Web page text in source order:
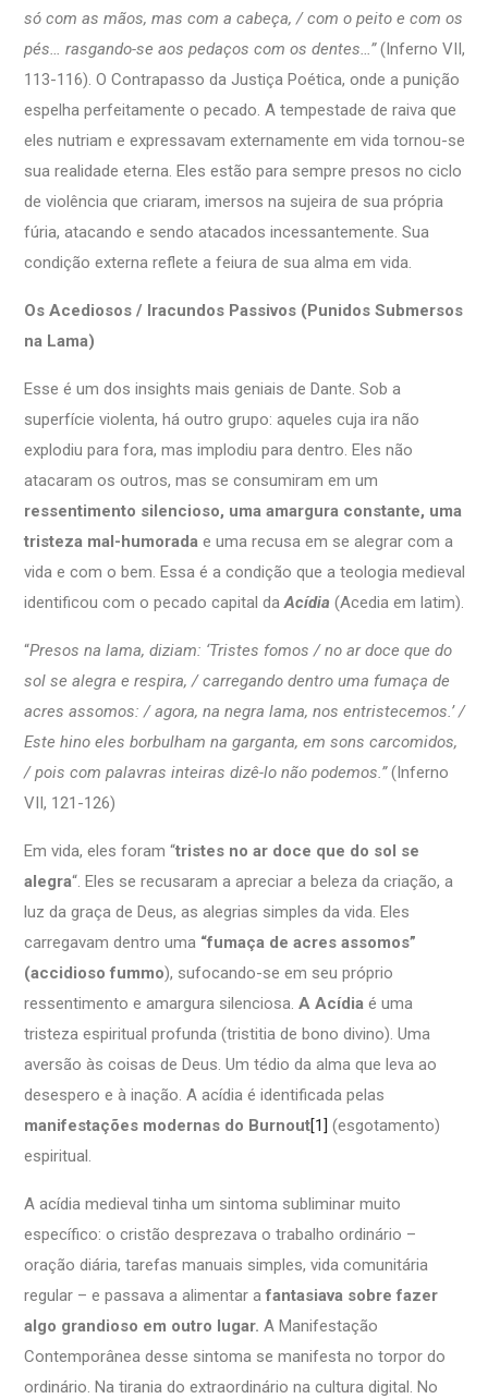
só com as mãos, mas com a cabeça, / com o peito e com os
pés… rasgando-se aos pedaços com os dentes…”(Inferno VII,
113-116). O Contrapasso da Justiça Poética, onde a punição
espelha perfeitamente o pecado. A tempestade de raiva que
eles nutriam e expressavam externamente em vida tornou-se
sua realidade eterna. Eles estão para sempre presos no ciclo
de violência que criaram, imersos na sujeira de sua própria
fúria, atacando e sendo atacados incessantemente. Sua
condição externa reflete a feiura de sua alma em vida.
Os Acediosos / Iracundos Passivos (Punidos Submersos
na Lama)
Esse é um dos insights mais geniais de Dante. Sob a
superfície violenta, há outro grupo: aqueles cuja ira não
explodiu para fora, mas implodiu para dentro. Eles não
atacaram os outros, mas se consumiram em um
ressentimento silencioso, uma amargura constante, uma
tristeza mal-humorada e uma recusa em se alegrar com a
vida e com o bem. Essa é a condição que a teologia medieval
identificou com o pecado capital daAcídia (Acedia em latim).
“Presos na lama, diziam: ‘Tristes fomos / no ar doce que do
sol se alegra e respira, / carregando dentro uma fumaça de
acres assomos: / agora, na negra lama, nos entristecemos.’ /
Este hino eles borbulham na garganta, em sons carcomidos,
/ pois com palavras inteiras dizê-lo não podemos.”(Inferno
VII, 121-126)
Em vida, eles foram “tristes no ar doce que do sol se
alegra“. Eles se recusaram a apreciar a beleza da criação, a
luz da graça de Deus, as alegrias simples da vida. Eles
carregavam dentro uma “fumaça de acres assomos”
(accidioso fummo), sufocando-se em seu próprio
ressentimento e amargura silenciosa. A Acídia é uma
tristeza espiritual profunda (tristitia de bono divino). Uma
aversão às coisas de Deus. Um tédio da alma que leva ao
desespero e à inação. A acídia é identificada pelas
manifestações modernas do Burnout[1] (esgotamento)
espiritual.
A acídia medieval tinha um sintoma subliminar muito
específico: o cristão desprezava o trabalho ordinário –
oração diária, tarefas manuais simples, vida comunitária
regular – e passava a alimentar afantasiava sobre fazer
algo grandioso em outro lugar. A Manifestação
Contemporânea desse sintoma se manifesta no torpor do
ordinário. Na tirania do extraordinário na cultura digital. No